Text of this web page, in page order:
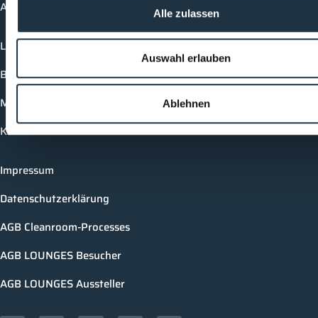
Alle zulassen
Auswahl erlauben
Ablehnen
Academy
Login
Buchungsmöglichkeiten
Medienformate
Kontakt
Impressum
Datenschutzerklärung
AGB Cleanroom-Processes
AGB LOUNGES Besucher
AGB LOUNGES Aussteller